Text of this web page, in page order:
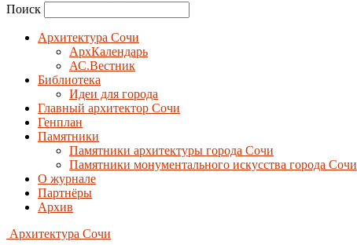
Поиск
Архитектура Сочи
АрхКалендарь
АС.Вестник
Библиотека
Идеи для города
Главный архитектор Сочи
Генплан
Памятники
Памятники архитектуры города Сочи
Памятники монументального искусства города Сочи
О журнале
Партнёры
Архив
Архитектура Сочи